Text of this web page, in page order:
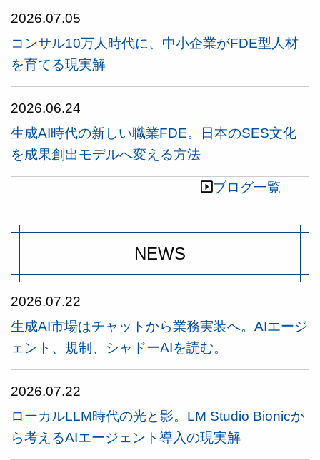
2026.07.05
コンサル10万人時代に、中小企業がFDE型人材
を育てる現実解
2026.06.24
生成AI時代の新しい職業FDE。日本のSES文化
を成果創出モデルへ変える方法
ブログ一覧
NEWS
2026.07.22
生成AI市場はチャットから業務実装へ。AIエージ
ェント、規制、シャドーAIを読む。
2026.07.22
ローカルLLM時代の光と影。LM Studio Bionicか
ら考えるAIエージェント導入の現実解